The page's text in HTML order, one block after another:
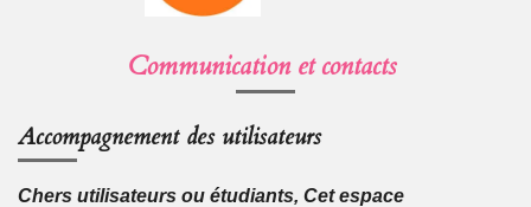
Communication et contacts
Accompagnement des utilisateurs
Chers utilisateurs ou étudiants, Cet espace